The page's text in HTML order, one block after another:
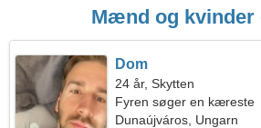
Mænd og kvinder
Dom
24 år, Skytten
Fyren søger en kæreste
Dunaújváros, Ungarn